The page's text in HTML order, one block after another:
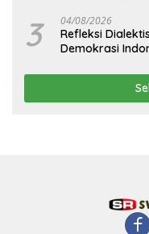
3 04/08/2026
Refleksi
Demokrasi